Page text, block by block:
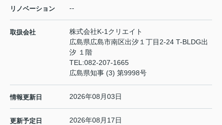
リノベーション --
取扱会社
株式会社K-1クリエイト
広島県広島市南区出汐１丁目2-24 T-BLDG出
汐 １階
TEL:082-207-1665
広島県知事 (3) 第9998号
情報更新日 2026年08月03日
更新予定日 2026年08月17日